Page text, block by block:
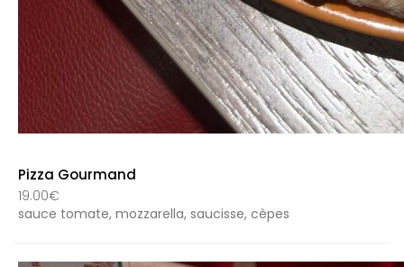
Pizza Gourmand
19.00€
sauce tomate, mozzarella, saucisse, cèpes